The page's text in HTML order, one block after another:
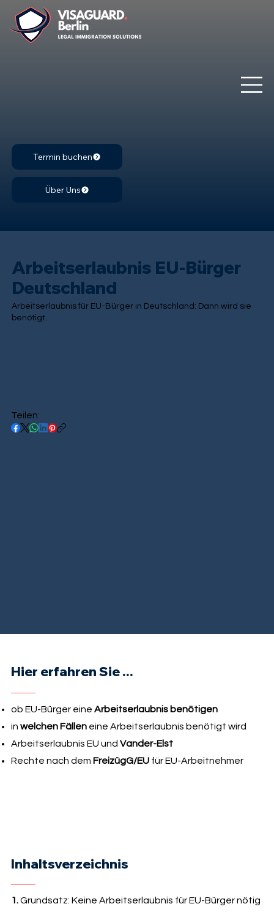
Termin buchen
Über Uns
Arbeitserlaubnis EU-Bürger
Deutschland
Arbeitserlaubnis für EU-Bürger in Deutschland: Dann wird sie
benötigt.
Teilen:
Hier erfahren Sie ...
ob EU-Bürger eine Arbeitserlaubnis benötigen
in welchen Fälleneine Arbeitserlaubnis benötigt wird
Arbeitserlaubnis EU und Vander-Elst
Rechte nach dem FreizügG/EUfür EU-Arbeitnehmer
Inhaltsverzeichnis
1.Grundsatz: Keine Arbeitserlaubnis für EU-Bürger nötig